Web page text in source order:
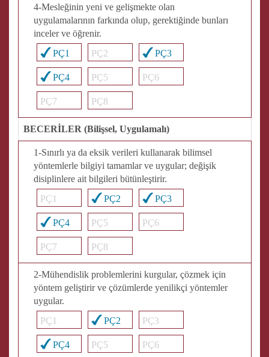
4-Mesleğinin yeni ve gelişmekte olan
uygulamalarının farkında olup, gerektiğinde bunları
inceler ve öğrenir.
PÇ1
PÇ2 PÇ3
PÇ4 PÇ5 PÇ6
PÇ7 PÇ8
BECERİLER (Bilişsel, Uygulamalı)
1-Sınırlı ya da eksik verileri kullanarak bilimsel
yöntemlerle bilgiyi tamamlar ve uygular; değişik
disiplinlere ait bilgileri bütünleştirir.
PÇ1
PÇ2 PÇ3
PÇ4 PÇ5 PÇ6
PÇ7 PÇ8
2-Mühendislik problemlerini kurgular, çözmek için
yöntem geliştirir ve çözümlerde yenilikçi yöntemler
uygular.
PÇ1
PÇ2 PÇ3
PÇ4 PÇ5 PÇ6